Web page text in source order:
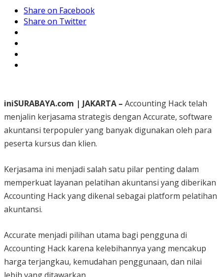
Share on Facebook
Share on Twitter
iniSURABAYA.com | JAKARTA – Accounting Hack telah
menjalin kerjasama strategis dengan Accurate, software
akuntansi terpopuler yang banyak digunakan oleh para
peserta kursus dan klien.
Kerjasama ini menjadi salah satu pilar penting dalam
memperkuat layanan pelatihan akuntansi yang diberikan
Accounting Hack yang dikenal sebagai platform pelatihan
akuntansi.
Accurate menjadi pilihan utama bagi pengguna di
Accounting Hack karena kelebihannya yang mencakup
harga terjangkau, kemudahan penggunaan, dan nilai